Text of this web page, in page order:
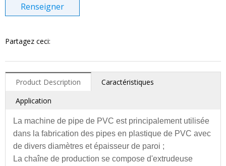
Renseigner
Partagez ceci:
Product Description
Caractéristiques
Application
La machine de pipe de PVC est principalement utilisée
dans la fabrication des pipes en plastique de PVC avec
de divers diamètres et épaisseur de paroi ;
La chaîne de production se compose d'extrudeuse